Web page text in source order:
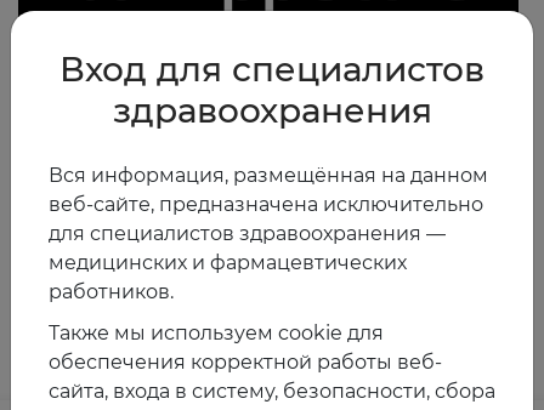
01.10.2018
Предыдущая
новость
Следующая
новость
Другие новости
Вход для специалистов
здравоохранения
Вся информация, размещённая на данном
веб-сайте, предназначена исключительно
для специалистов здравоохранения —
медицинских и фармацевтических
работников.
Также мы используем cookie для
обеспечения корректной работы веб-
сайта, входа в систему, безопасности, сбора